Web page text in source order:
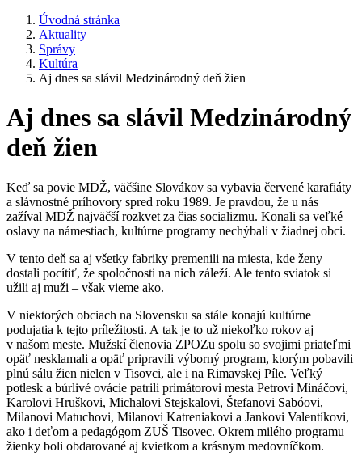
Úvodná stránka
Aktuality
Správy
Kultúra
Aj dnes sa slávil Medzinárodný deň žien
Aj dnes sa slávil Medzinárodný
deň žien
Keď sa povie MDŽ, väčšine Slovákov sa vybavia červené karafiáty
a slávnostné príhovory spred roku 1989. Je pravdou, že u nás
zažíval MDŽ najväčší rozkvet za čias socializmu. Konali sa veľké
oslavy na námestiach, kultúrne programy nechýbali v žiadnej obci.
V tento deň sa aj všetky fabriky premenili na miesta, kde ženy
dostali pocítiť, že spoločnosti na nich záleží. Ale tento sviatok si
užili aj muži – však vieme ako.
V niektorých obciach na Slovensku sa stále konajú kultúrne
podujatia k tejto príležitosti. A tak je to už niekoľko rokov aj
v našom meste. Mužskí členovia ZPOZu spolu so svojimi priateľmi
opäť nesklamali a opäť pripravili výborný program, ktorým pobavili
plnú sálu žien nielen v Tisovci, ale i na Rimavskej Píle. Veľký
potlesk a búrlivé ovácie patrili primátorovi mesta Petrovi Mináčovi,
Karolovi Hruškovi, Michalovi Stejskalovi, Štefanovi Sabóovi,
Milanovi Matuchovi, Milanovi Katreniakovi a Jankovi Valentíkovi,
ako i deťom a pedagógom ZUŠ Tisovec. Okrem milého programu
žienky boli obdarované aj kvietkom a krásnym medovníčkom.